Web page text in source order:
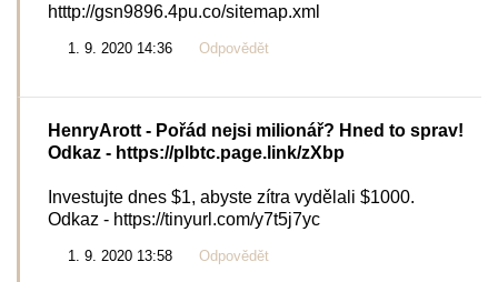
htttp://gsn9896.4pu.co/sitemap.xml
1. 9. 2020 14:36 Odpovědět
HenryArott - Pořád nejsi milionář? Hned to sprav!
Odkaz - https://plbtc.page.link/zXbp
Investujte dnes $1, abyste zítra vydělali $1000.
Odkaz - https://tinyurl.com/y7t5j7yc
1. 9. 2020 13:58 Odpovědět